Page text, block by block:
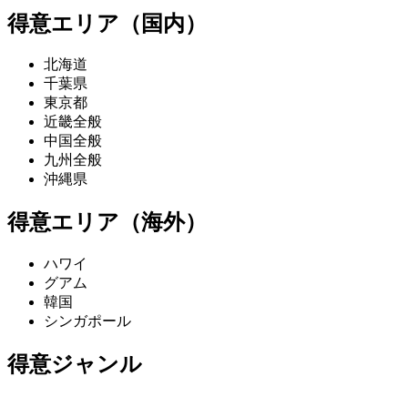
得意エリア（国内）
北海道
千葉県
東京都
近畿全般
中国全般
九州全般
沖縄県
得意エリア（海外）
ハワイ
グアム
韓国
シンガポール
得意ジャンル